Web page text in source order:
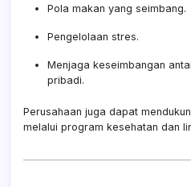
Pola makan yang seimbang.
Pengelolaan stres.
Menjaga keseimbangan
pribadi.
Perusahaan juga dapat
melalui program kesehatan dan